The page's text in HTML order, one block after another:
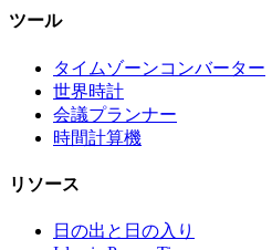
ツール
タイムゾーンコンバーター
世界時計
会議プランナー
時間計算機
リソース
日の出と日の入り